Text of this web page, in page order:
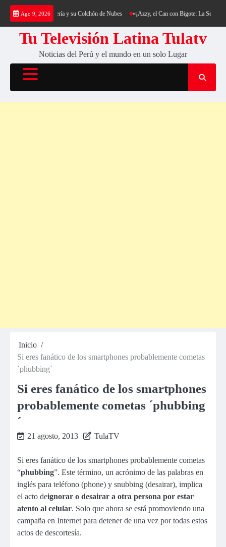
Saltar
contenido
Ago 9, 2026
al Cerro Cantería y su Colchón de Nubes «¡Azzy, el Can con Bigote: La Sensación
Tu Televisión Latina Tulatv
Noticias del Perú y el mundo en un solo Lugar
Inicio
Si eres fanático de los smartphones probablemente cometas
´phubbing´
Si eres fanático de los smartphones
probablemente cometas ´phubbing
´
21 agosto, 2013 TulaTV
Si eres fanático de los smartphones probablemente cometas
“phubbing”. Este término, un acrónimo de las palabras en
inglés para teléfono (phone) y snubbing (desairar), implica
el acto deignorar o desairar a otra persona por estar
atento al celular. Solo que ahora se está promoviendo una
campaña en Internet para detener de una vez por todas estos
actos de descortesía.